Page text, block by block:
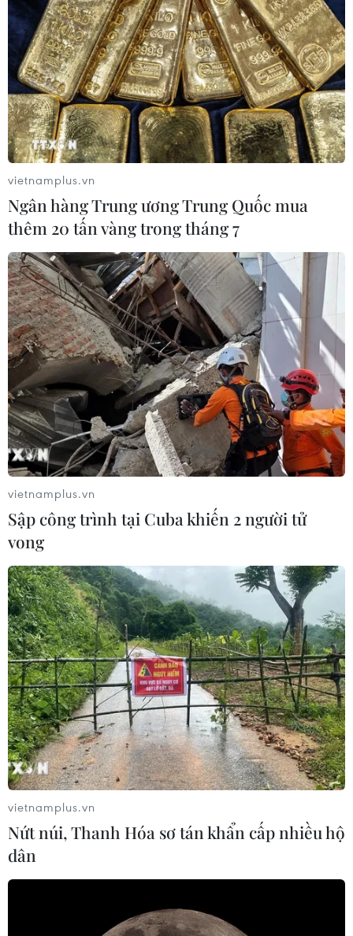
15 năm mở rộng địa giới: Hà
Nội đóng góp lớn vào tăng trưởng cả nước
01/08/2023 03:04
So với Vùng Kinh tế trọng điểm Bắc Bộ và cả nước, mặc
dù Hà Nội lần lượt chỉ bằng 21,2% và 1% về diện tích;
41,7% và 8,1% về dân số nhưng đóng góp 47,46% và
12,59% về GRDP.
vietnamplus.vn
Ngân hàng Trung ương Trung Quốc mua
thêm 20 tấn vàng trong tháng 7
vietnamplus.vn
Sập công trình tại Cuba khiến 2 người tử
vong
vietnamplus.vn
Nứt núi, Thanh Hóa sơ tán khẩn cấp nhiều hộ
dân